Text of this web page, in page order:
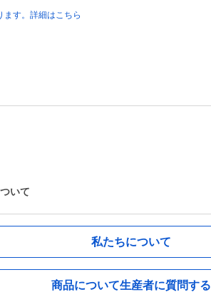
す。詳細はこちら
いて
私たちについて
商品について生産者に質問する